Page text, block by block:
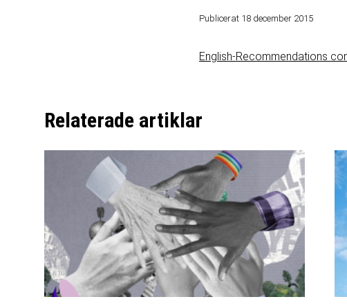
Publicerat 18 december 2015
English-Recommendations
Relaterade artiklar